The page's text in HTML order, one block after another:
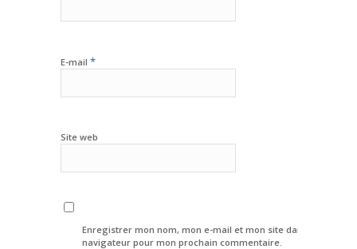
E-mail *
Site web
Enregistrer mon nom, mon e-mail et mon site dans le
navigateur pour mon prochain commentaire.